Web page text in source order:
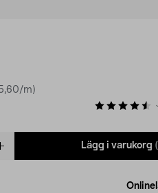
m)
Lägg i varukorg